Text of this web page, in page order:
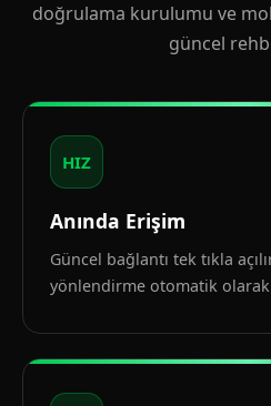
doğrulama kurulumu ve
güncel
HIZ
Anında Erişim
Güncel bağlantı tek tıkla
yönlendirme otomatik